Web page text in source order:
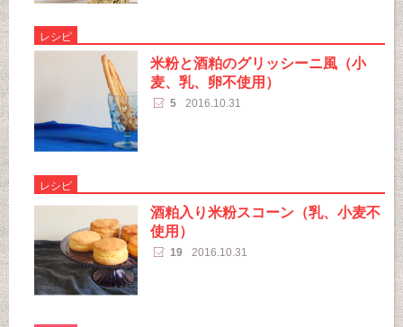
レシピ
米粉と酒粕のグリッシーニ風（小
麦、乳、卵不使用）
5 2016.10.31
レシピ
酒粕入り米粉スコーン（乳、小麦不
使用）
19 2016.10.31